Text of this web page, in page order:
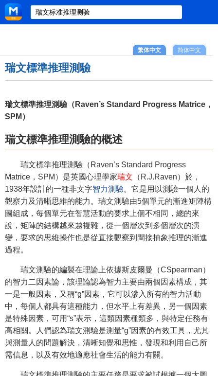
简体中文
繁体中文
瑞文標準推理測驗
瑞文標準推理測驗（Raven’s Standard Progress Matrice，
SPM）
瑞文標準推理測驗的概述
瑞文標準推理測驗（Raven’s Standard Progress
Matrice，SPM）是英國心理學家瑞文 （R.J.Raven）於，
1938年設計的一種非文字智力測驗。它是用以測驗一個人的
觀察力及清晰思維的能力。瑞文測驗由5個單元的漸進矩陣構
圖組成，每個單元在智慧活動的要求上個不相同，總的來
說，矩陣的結構越來越複雜，從一個層次到多個層次的演
變，要求的思維操作也是從直接觀察到間接抽象推理的漸進
過程。
瑞文測驗的編製在理論上依據斯皮爾曼（CSpearman）
的智力二因素論，該理論認為智力主要由兩個因素構成，其
一是一般因素，又稱“g”因素，它可以滲入所有的智力活動
中，每個人都具有這種能力，但水平上有差異，另一個因素
是特殊因素，可用“s”表示，這類因素種類多，與特定任務有
高相關。人們認為瑞文測驗是測量“g”因素的有效工具，尤其
與測量人的問題解決，清晰知覺和思惟，發現和利用自己所
需信息，以及有效地適應社會生活的能力有關。